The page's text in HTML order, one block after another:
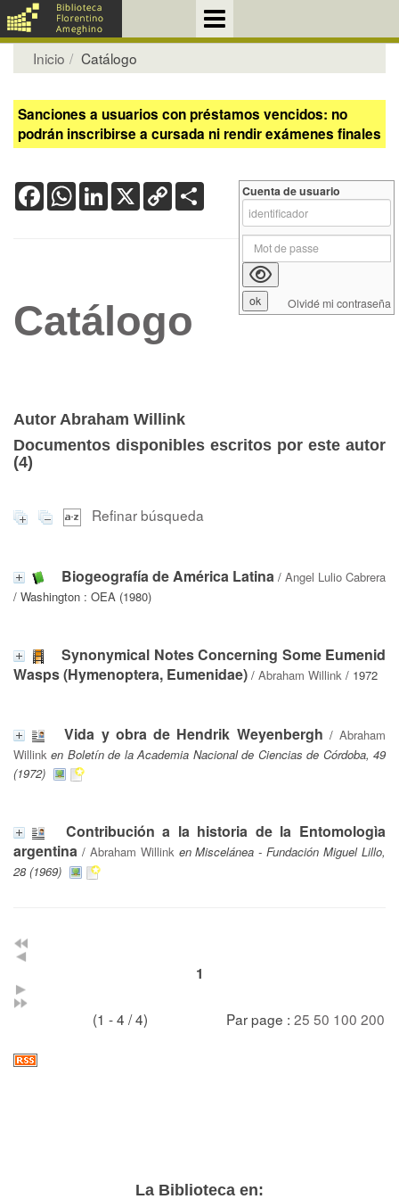
Inicio Catálogo
Sanciones a usuarios con préstamos vencidos: no
podrán inscribirse a cursada ni rendir exámenes finales
FacebookWhatsApp
LinkedIn
X Copy
Link
Catálogo
Autor Abraham Willink
Documentos disponibles escritos por este autor
(4)
Refinar búsqueda
Biogeografía de América Latina / Angel Lulio Cabrera
/ Washington : OEA (1980)
Synonymical Notes Concerning Some Eumenid
Wasps (Hymenoptera, Eumenidae) / Abraham Willink / 1972
Vida y obra de Hendrik Weyenbergh / Abraham
Willink en Boletín de la Academia Nacional de Ciencias de Córdoba, 49
(1972)
Contribución a la historia de la Entomologìa
argentina / Abraham Willink en Miscelánea - Fundación Miguel Lillo,
28 (1969)
1
(1 - 4 / 4) Par page : 25 50 100 200
Cuenta de usuario
Olvidé mi contraseña
La Biblioteca en: